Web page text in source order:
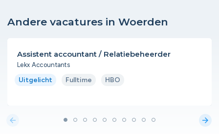
Andere vacatures in Woerden
Assistent accountant / Relatiebeheerder
Lekx Accountants
Uitgelicht Fulltime HBO
arrow_back arrow_forward